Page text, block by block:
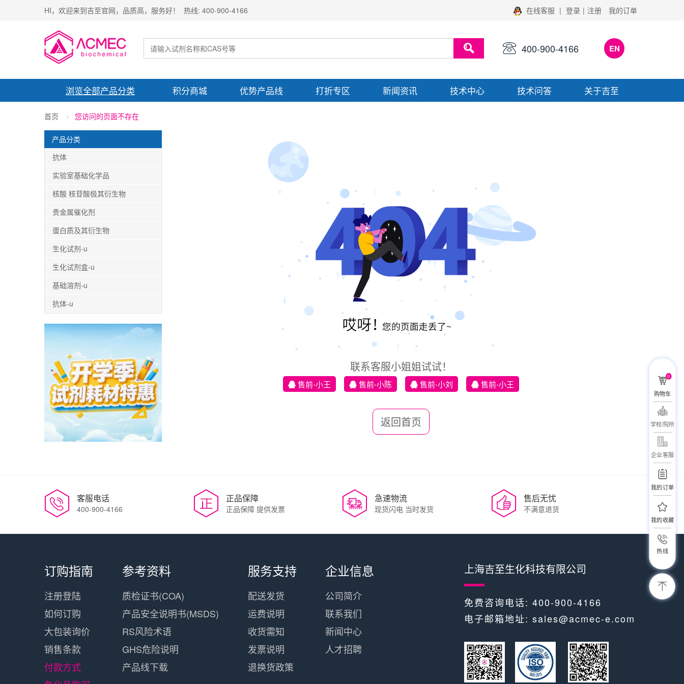
HI，欢迎来到吉至官网，品质高，服务好！ 热线: 400-900-4166 在线客服 | 登录 | 注册 我的订单
400-900-4166 EN
浏览全部产品分类 积分商城 优势产品线 打折专区 新闻资讯 技术中心 技术问答 关于吉至
首页 您访问的页面不存在
产品分类
抗体
实验室基础化学品
核酸 核苷酸极其衍生物
贵金属催化剂
蛋白质及其衍生物
生化试剂-u
生化试剂盒-u
基础溶剂-u
抗体-u
联系客服小姐姐试试！
售前-小王 售前-小陈 售前-小刘 售前-小王
返回首页
客服电话
400-900-4166
正品保障
正品保障 提供发票
急速物流
现货闪电 当时发货
售后无忧
不满意退货
订购指南
注册登陆
如何订购
大包装询价
销售条款
付款方式
参考资料
质检证书(COA)
产品安全说明书(MSDS)
RS风险术语
GHS危险说明
产品线下载
服务支持
配送发货
运费说明
收货需知
发票说明
退换货政策
企业信息
公司简介
联系我们
新闻中心
人才招聘
上海吉至生化科技有限公司
免费咨询电话: 400-900-4166
电子邮箱地址: sales@acmec-e.com
0
购物车
学校/院所
企业客服
我的订单
我的收藏
热线